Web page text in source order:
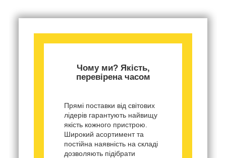
Чому ми? Якість,
перевірена часом
Прямі поставки від світових
лідерів гарантують найвищу
якість кожного пристрою.
Широкий асортимент та
постійна наявність на складі
дозволяють підібрати